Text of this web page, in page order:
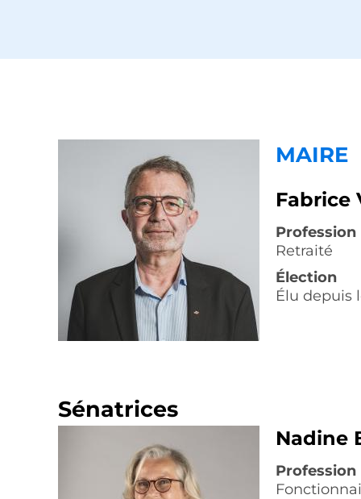
MAIRE
Fabrice
Profession
Retraité
Élection
Élu depuis
Sénatrices
Nadine
Profession